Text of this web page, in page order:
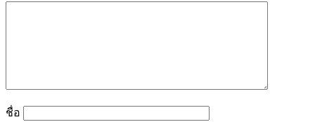
ชื่อ